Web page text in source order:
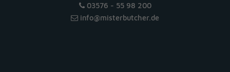
03576 - 55 98 200
info@misterbutcher.de